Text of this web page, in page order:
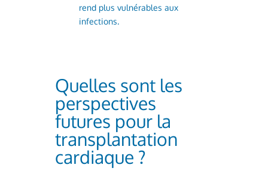
rend plus vulnérables aux
infections.
Quelles sont les
perspectives
futures pour la
transplantation
cardiaque ?